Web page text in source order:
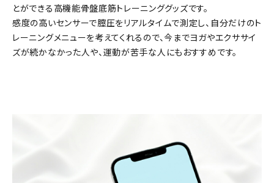
とができる高機能骨盤底筋トレーニンググッズです。
感度の高いセンサーで膣圧をリアルタイムで測定し、自分だけのト
レーニングメニューを考えてくれるので、今までヨガやエクササイ
ズが続かなかった人や、運動が苦手な人にもおすすめです。